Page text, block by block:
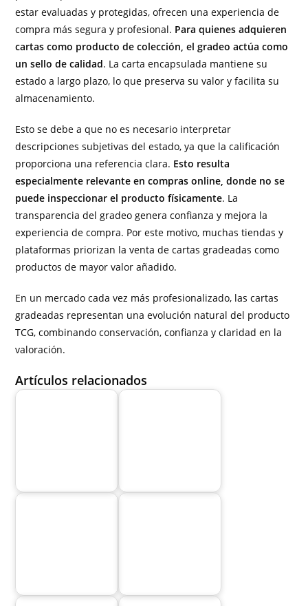
estar evaluadas y protegidas, ofrecen una experiencia de
compra más segura y profesional. Para quienes adquieren
cartas como producto de colección, el gradeo actúa como
un sello de calidad. La carta encapsulada mantiene su
estado a largo plazo, lo que preserva su valor y facilita su
almacenamiento.
Esto se debe a que no es necesario interpretar
descripciones subjetivas del estado, ya que la calificación
proporciona una referencia clara. Esto resulta
especialmente relevante en compras online, donde no se
puede inspeccionar el producto físicamente. La
transparencia del gradeo genera confianza y mejora la
experiencia de compra. Por este motivo, muchas tiendas y
plataformas priorizan la venta de cartas gradeadas como
productos de mayor valor añadido.
En un mercado cada vez más profesionalizado, las cartas
gradeadas representan una evolución natural del producto
TCG, combinando conservación, confianza y claridad en la
valoración.
Artículos relacionados